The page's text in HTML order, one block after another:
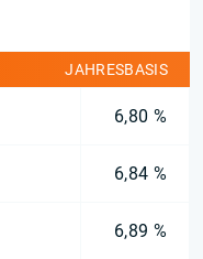
JAHRESBASIS
6,80 %
6,84 %
6,89 %